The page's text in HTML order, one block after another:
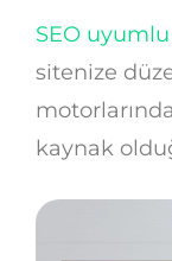
SEO
sitenize
kaynak